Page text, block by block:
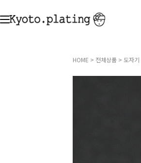
HOME > 전체상품 > 도자기